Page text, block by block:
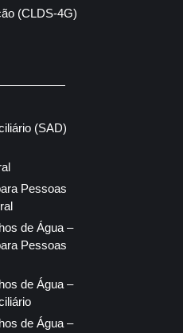
(CLDS-4G)
(SAD)
Pessoas
de Água –
Pessoas
de Água –
de Água –